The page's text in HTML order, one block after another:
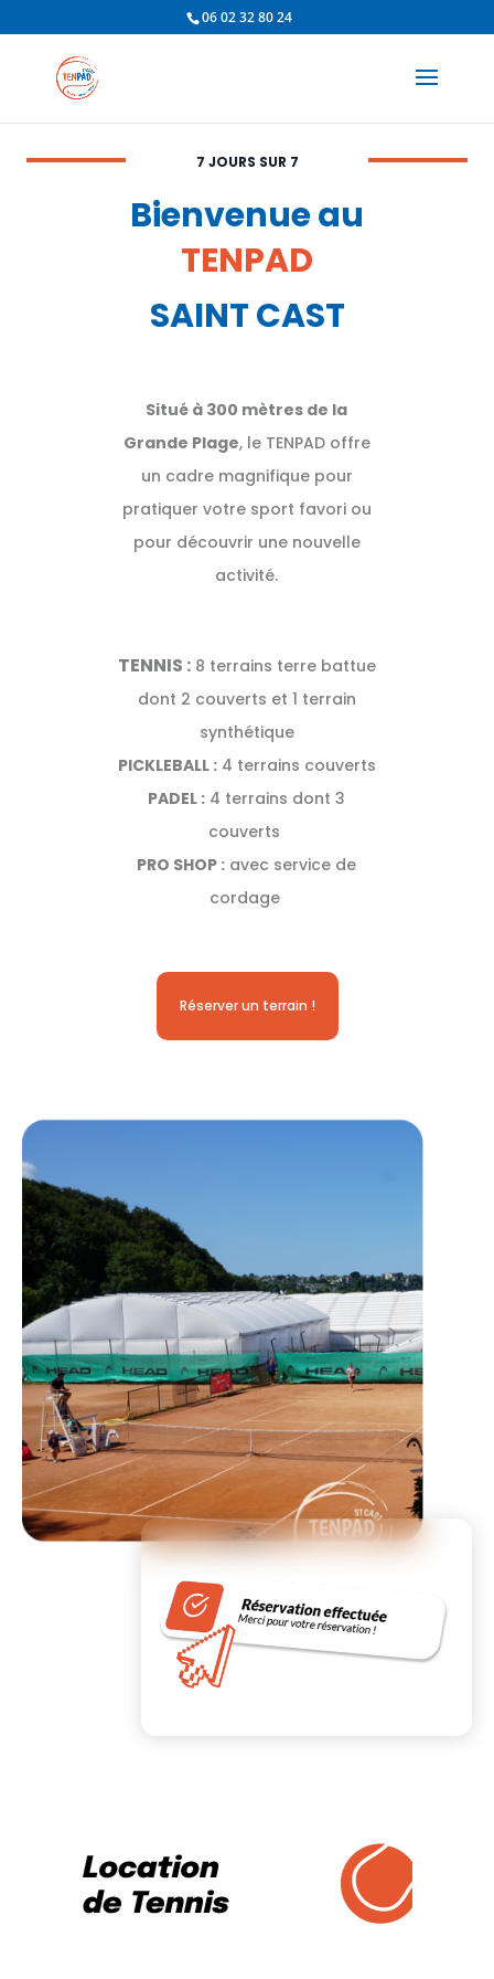
06 02 32 80 24
7 JOURS SUR 7
Bienvenue au
TENPAD
SAINT CAST
Situé à 300 mètres de la
Grande Plage, le TENPAD offre
un cadre magnifique pour
pratiquer votre sport favori ou
pour découvrir une nouvelle
activité.
TENNIS :8 terrains terre battue
dont 2 couverts et 1 terrain
synthétique
PICKLEBALL:4 terrains couverts
PADEL : 4 terrains dont 3
couverts
PRO SHOP : avec service de
cordage
Réserver un terrain !